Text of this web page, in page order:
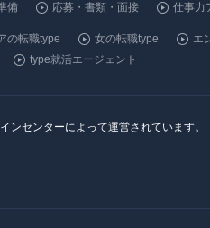
備 応募・書類・面接 仕事力
の転職type 女の転職type
エ
type就活エージェント
ンセンターによって運営されています。